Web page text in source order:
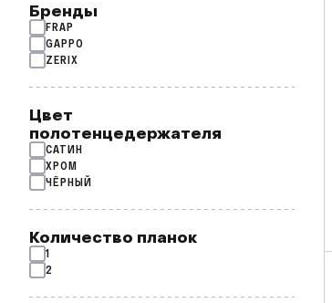
Бренды
FRAP
GAPPO
ZERIX
Цвет
полотенцедержателя
САТИН
ХРОМ
ЧЁРНЫЙ
Количество планок
1
2